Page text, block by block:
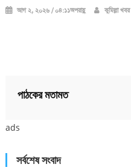
আগ ২, ২০২৬ / ০৪:১১অপরাহ্ণ কুমিল্লা খবর
পাঠকের মতামত
ads
সর্বশেষ সংবাদ